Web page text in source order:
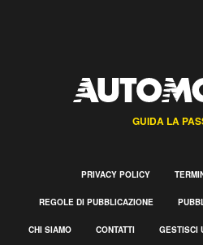
GUIDA LA
PRIVACY POLICY
REGOLE DI PUBBLICAZIONE
CHI SIAMO CONTATTI GESTISCI